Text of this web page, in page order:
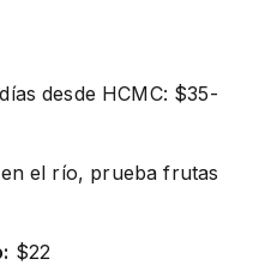
desde HCMC: $35-
el río, prueba frutas
$22